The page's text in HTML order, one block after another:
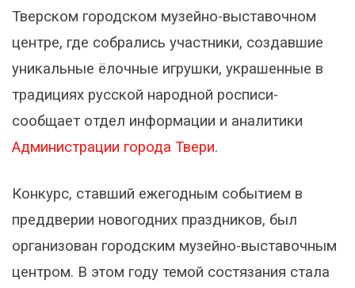
Тверском городском музейно-выставочном
центре, где собрались участники, создавшие
уникальные ёлочные игрушки, украшенные в
традициях русской народной росписи-
сообщает отдел информации и аналитики
Администрации города Твери.
Конкурс, ставший ежегодным событием в
преддверии новогодних праздников, был
организован городским музейно-выставочным
центром. В этом году темой состязания стала